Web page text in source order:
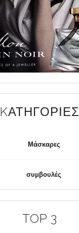
KΑΤΗΓΟΡΊΕΣ
Μάσκαρες
συμβουλές
TOP 3